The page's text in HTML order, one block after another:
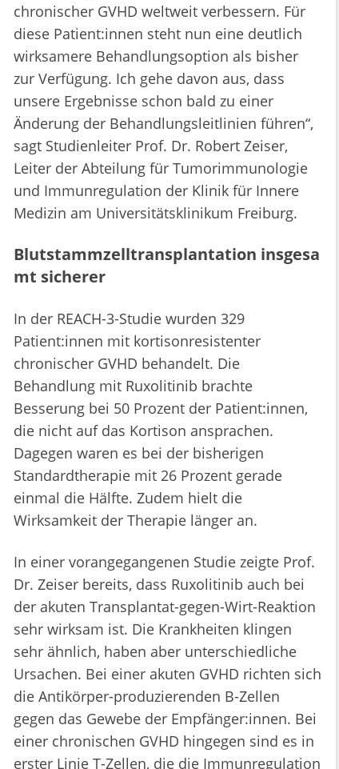
chronischer GVHD weltweit verbessern. Für
diese Patient:innen steht nun eine deutlich
wirksamere Behandlungsoption als bisher
zur Verfügung. Ich gehe davon aus, dass
unsere Ergebnisse schon bald zu einer
Änderung der Behandlungsleitlinien führen“,
sagt Studienleiter Prof. Dr. Robert Zeiser,
Leiter der Abteilung für Tumorimmunologie
und Immunregulation der Klinik für Innere
Medizin am Universitätsklinikum Freiburg.
Blutstammzelltransplantation insgesa
mt sicherer
In der REACH-3-Studie wurden 329
Patient:innen mit kortisonresistenter
chronischer GVHD behandelt. Die
Behandlung mit Ruxolitinib brachte
Besserung bei 50 Prozent der Patient:innen,
die nicht auf das Kortison ansprachen.
Dagegen waren es bei der bisherigen
Standardtherapie mit 26 Prozent gerade
einmal die Hälfte. Zudem hielt die
Wirksamkeit der Therapie länger an.
In einer vorangegangenen Studie zeigte Prof.
Dr. Zeiser bereits, dass Ruxolitinib auch bei
der akuten Transplantat-gegen-Wirt-Reaktion
sehr wirksam ist. Die Krankheiten klingen
sehr ähnlich, haben aber unterschiedliche
Ursachen. Bei einer akuten GVHD richten sich
die Antikörper-produzierenden B-Zellen
gegen das Gewebe der Empfänger:innen. Bei
einer chronischen GVHD hingegen sind es in
erster Linie T-Zellen, die die Immunregulation